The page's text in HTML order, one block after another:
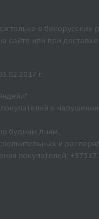
только в белорусских
сайте или при
г.
о
будним дням.
и
покупателей: +37517